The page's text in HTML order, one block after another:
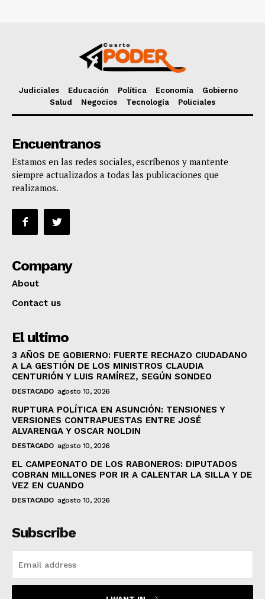
Judiciales Educación Política Economía
Gobierno
Salud
Negocios Tecnología Policiales
Encuentranos
Estamos en las redes sociales, escríbenos y mantente
siempre actualizados a todas las publicaciones que
realizamos.
Company
About
Contact us
El ultimo
3 AÑOS DE GOBIERNO: FUERTE RECHAZO CIUDADANO
A LA GESTIÓN DE LOS MINISTROS CLAUDIA
CENTURIÓN Y LUIS RAMÍREZ, SEGÚN SONDEO
DESTACADO agosto 10, 2026
RUPTURA POLÍTICA EN ASUNCIÓN: TENSIONES Y
VERSIONES CONTRAPUESTAS ENTRE JOSÉ
ALVARENGA Y OSCAR NOLDIN
DESTACADO agosto 10, 2026
EL CAMPEONATO DE LOS RABONEROS: DIPUTADOS
COBRAN MILLONES POR IR A CALENTAR LA SILLA Y DE
VEZ EN CUANDO
DESTACADO agosto 10, 2026
Subscribe